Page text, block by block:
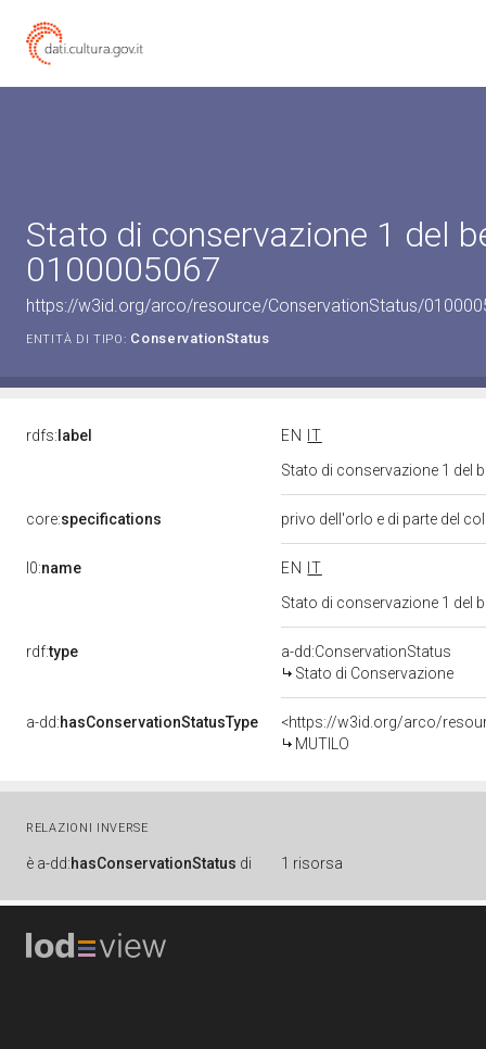
Stato di conservazione 1 del
0100005067
https://w3id.org/arco/resource/ConservationStatus/
ENTITÀ DI TIPO: ConservationStatus
rdfs: label EN
IT
Stato di conservazione 1 del
core:specifications privo dell'orlo e di parte del
l0:name EN
IT
Stato di conservazione 1 del
rdf:type
a-dd:ConservationStatus
Stato di Conservazione
a-dd:hasConservationStatusType
<https://w3id.org/arco/
MUTILO
RELAZIONI INVERSE
è a-dd:hasConservationStatus di 1 risorsa